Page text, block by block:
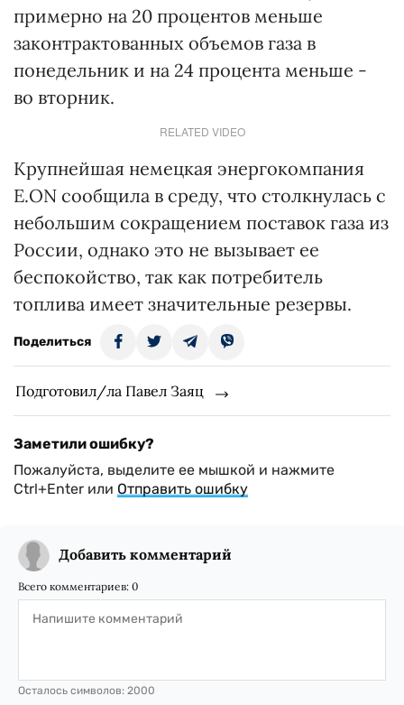
примерно на 20 процентов меньше
законтрактованных объемов газа в
понедельник и на 24 процента меньше -
во вторник.
RELATED VIDEO
Крупнейшая немецкая энергокомпания
E.ON сообщила в среду, что столкнулась с
небольшим сокращением поставок газа из
России, однако это не вызывает ее
беспокойство, так как потребитель
топлива имеет значительные резервы.
Поделиться
Подготовил/ла Павел Заяц
Заметили ошибку?
Пожалуйста, выделите ее мышкой и нажмите
Ctrl+Enter или Отправить ошибку
Добавить комментарий
Всего комментариев: 0
Осталось символов: 2000